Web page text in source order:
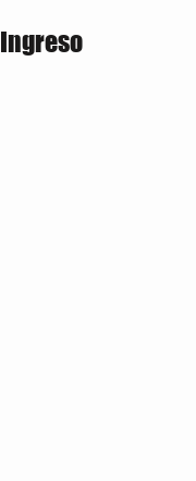
Ingreso